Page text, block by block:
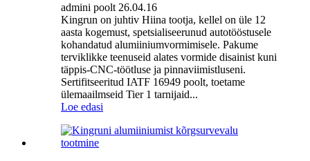
admini poolt 26.04.16
Kingrun on juhtiv Hiina tootja, kellel on üle 12
aasta kogemust, spetsialiseerunud autotööstusele
kohandatud alumiiniumvormimisele. Pakume
terviklikke teenuseid alates vormide disainist kuni
täppis-CNC-töötluse ja pinnaviimistluseni.
Sertifitseeritud IATF 16949 poolt, toetame
ülemaailmseid Tier 1 tarnijaid...
Loe edasi